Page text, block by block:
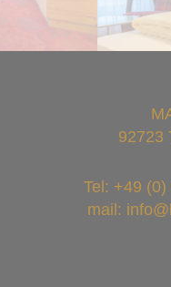
92723
Tel: +49 (0)
mail: